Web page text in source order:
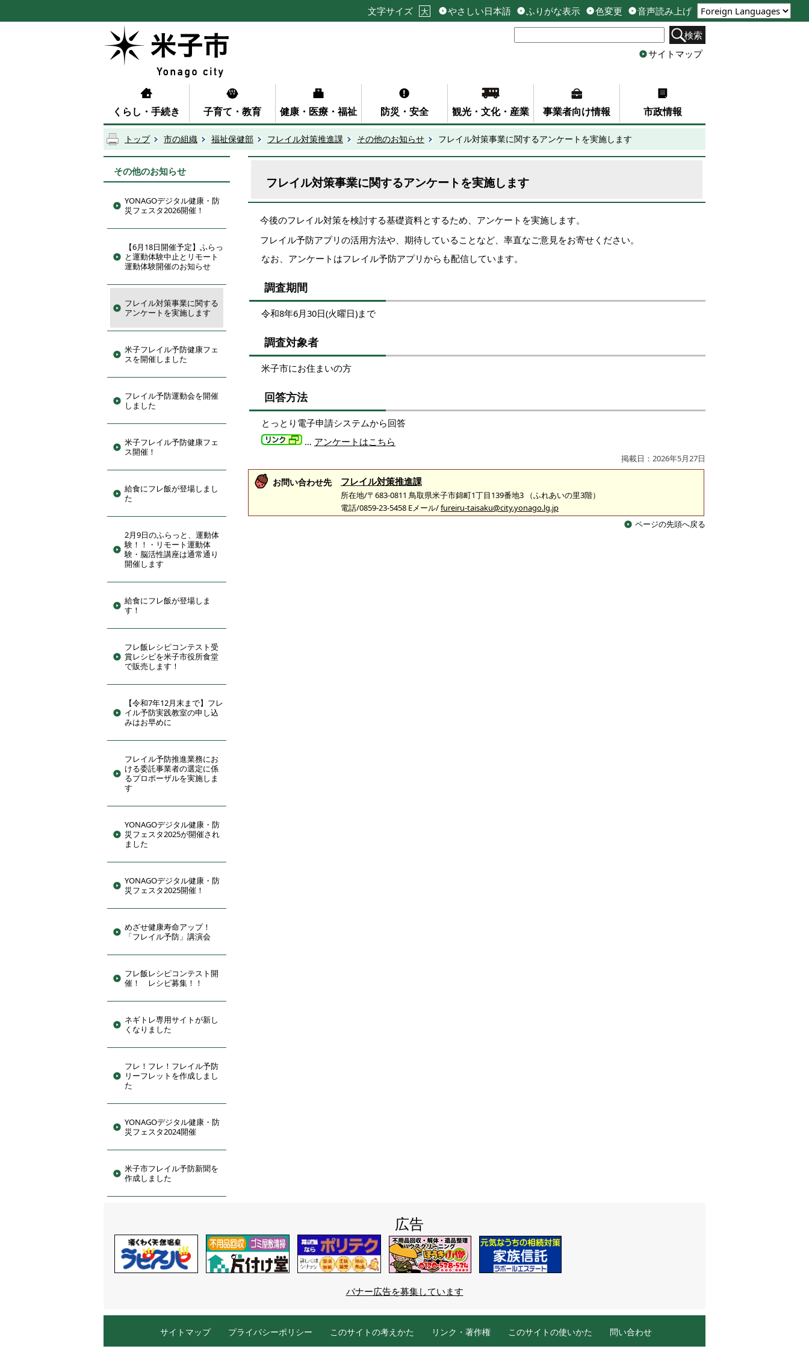
文字サイズ 大 やさしい日本語 ふりがな表示 色変更
音声読み上げ
検索
サイトマップ
くらし・手続き 子育て・教育 健康・医療・福祉 防災・安全 観光・文化・産業 事業者向け情報 市政情報
トップ 市の組織 福祉保健部 フレイル対策推進課 その他のお知らせ フレイル対策事業に関するアンケートを実施します
その他のお知らせ
YONAGOデジタル健康・防
災フェスタ2026開催！
【6月18日開催予定】ふらっ
と運動体験中止とリモート
運動体験開催のお知らせ
フレイル対策事業に関する
アンケートを実施します
米子フレイル予防健康フェ
スを開催しました
フレイル予防運動会を開催
しました
米子フレイル予防健康フェ
ス開催！
給食にフレ飯が登場しまし
た
2月9日のふらっと、運動体
験！！・リモート運動体
験・脳活性講座は通常通り
開催します
給食にフレ飯が登場しま
す！
フレ飯レシピコンテスト受
賞レシピを米子市役所食堂
で販売します！
【令和7年12月末まで】フレ
イル予防実践教室の申し込
みはお早めに
フレイル予防推進業務にお
ける委託事業者の選定に係
るプロポーザルを実施しま
す
YONAGOデジタル健康・防
災フェスタ2025が開催され
ました
YONAGOデジタル健康・防
災フェスタ2025開催！
めざせ健康寿命アップ！
「フレイル予防」講演会
フレ飯レシピコンテスト開
催！ レシピ募集！！
ネギトレ専用サイトが新し
くなりました
フレ！フレ！フレイル予防
リーフレットを作成しまし
た
YONAGOデジタル健康・防
災フェスタ2024開催
米子市フレイル予防新聞を
作成しました
フレイル対策事業に関するアンケートを実施します
今後のフレイル対策を検討する基礎資料とするため、アンケートを実施します。
フレイル予防アプリの活用方法や、期待していることなど、率直なご意見をお寄せください。
なお、アンケートはフレイル予防アプリからも配信しています。
調査期間
令和8年6月30日(火曜日)まで
調査対象者
米子市にお住まいの方
回答方法
とっとり電子申請システムから回答
… アンケートはこちら
掲載日：2026年5月27日
お問い合わせ先 フレイル対策推進課
所在地/〒683-0811 鳥取県米子市錦町1丁目139番地3 （ふれあいの里3階）
電話/0859-23-5458 Eメール/fureiru-taisaku@city.yonago.lg.jp
ページの先頭へ戻る
広告
バナー広告を募集しています
サイトマップ プライバシーポリシー このサイトの考えかた リンク・著作権 このサイトの使いかた 問い合わせ